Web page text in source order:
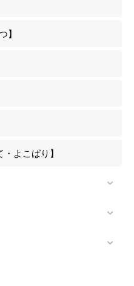
】
よこばり】